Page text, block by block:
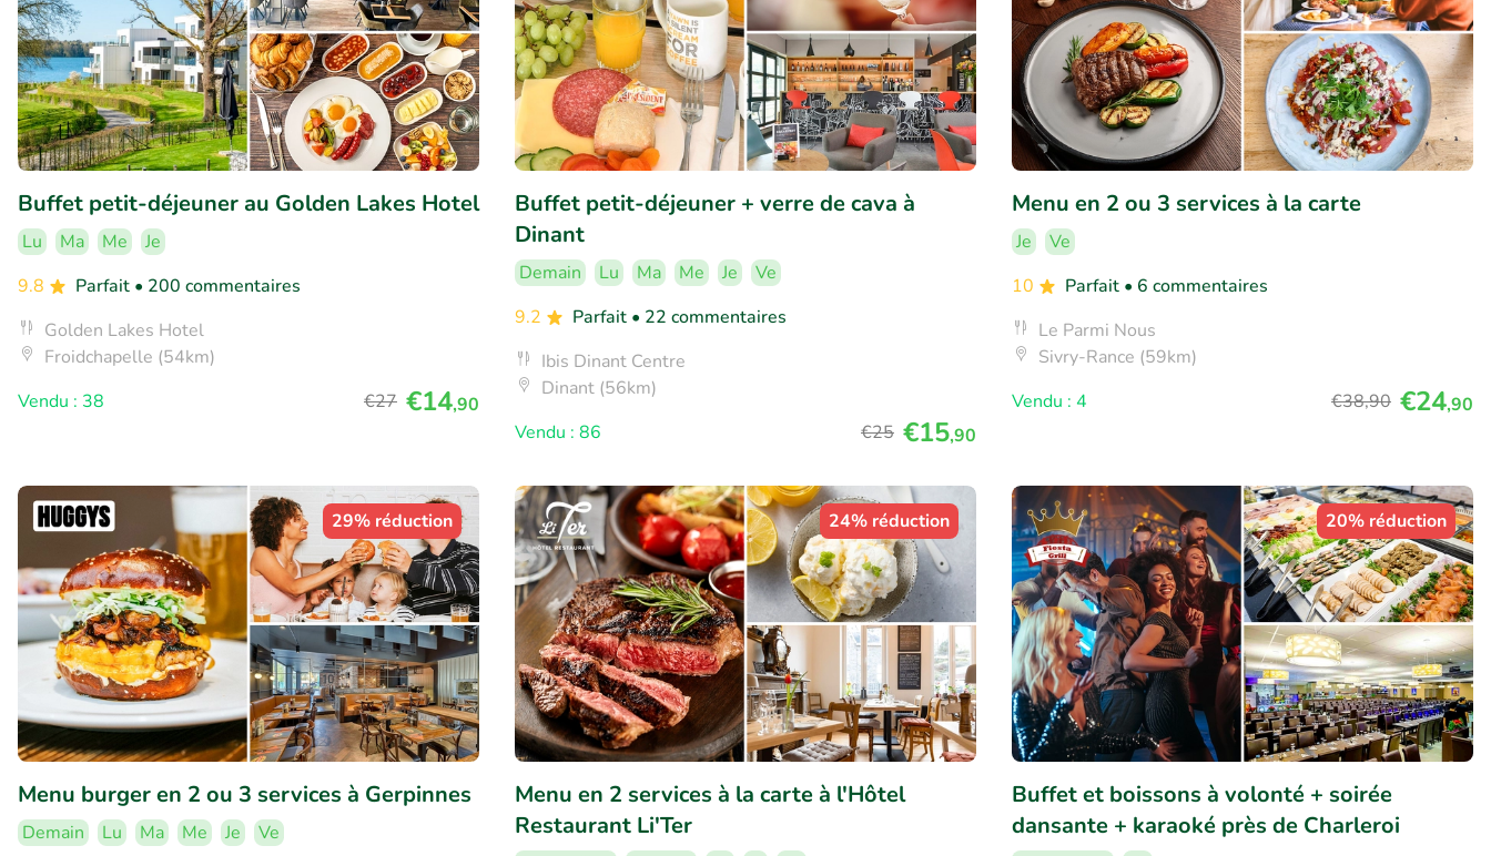
Buffet petit-déjeuner au Golden Lakes Hotel
Lu Ma Me
Je
9.8
Parfait • 200 commentaires
Golden Lakes Hotel
Froidchapelle (54km)
Vendu : 38
€27 €14,90
Buffet petit-déjeuner + verre de cava à
Dinant
Demain Lu Ma Me Je
Ve
9.2
Parfait • 22 commentaires
Ibis Dinant Centre
Dinant (56km)
Vendu : 86
€25 €15,90
Menu en 2 ou 3 services à la carte
Je
Ve
10
Parfait • 6 commentaires
Le Parmi Nous
Sivry-Rance (59km)
Vendu : 4
€38,90 €24,90
29% réduction
Menu burger en 2 ou 3 services à Gerpinnes
Demain Lu Ma Me Je
Ve
24% réduction
Menu en 2 services à la carte à l'Hôtel
Restaurant Li'Ter
20% réduction
Buffet et boissons à volonté + soirée
dansante + karaoké près de Charleroi